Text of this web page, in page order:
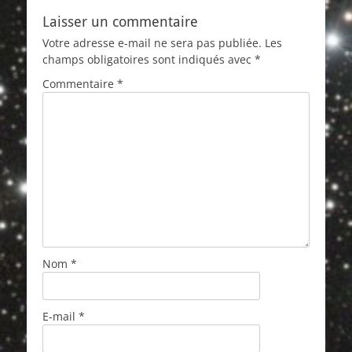
Laisser un commentaire
Votre adresse e-mail ne sera pas publiée. Les
champs obligatoires sont indiqués avec *
Commentaire *
Nom *
E-mail *